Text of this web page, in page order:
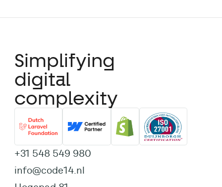
Simplifying
digital
complexity
+31 548 549 980
info@code14.nl